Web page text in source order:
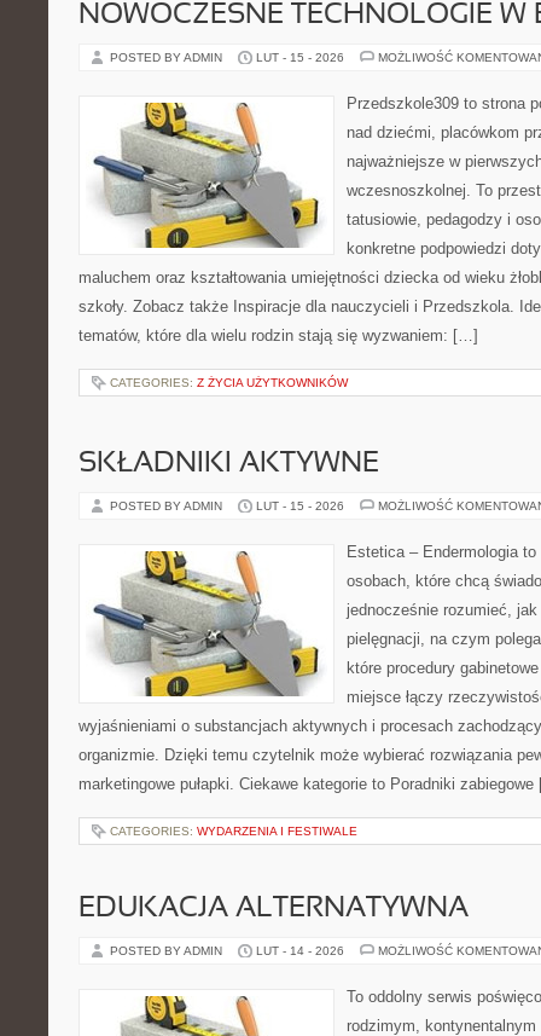
NOWOCZESNE TECHNOLOGIE W
POSTED BY ADMIN LUT - 15 - 2026 MOŻLIWOŚĆ
Przedszkole309 to strona
nad dziećmi, placówkom
najważniejsze w
wczesnoszkolnej. To
tatusiowie, pedagodzy i
konkretne podpowiedzi
maluchem oraz kształtowania umiejętności dziecka od wieku
szkoły. Zobacz także Inspiracje dla nauczycieli i Przedszkola.
tematów, które dla wielu rodzin stają się wyzwaniem: […]
CATEGORIES: Z ŻYCIA UŻYTKOWNIKÓW
SKŁADNIKI AKTYWNE
POSTED BY ADMIN LUT - 15 - 2026 MOŻLIWOŚĆ
Estetica – Endermologia
osobach, które chcą
jednocześnie rozumieć, jak
pielęgnacji, na czym
które procedury
miejsce łączy
wyjaśnieniami o substancjach aktywnych i procesach
organizmie. Dzięki temu czytelnik może wybierać rozwiązania
marketingowe pułapki. Ciekawe kategorie to Poradniki
CATEGORIES: WYDARZENIA I FESTIWALE
EDUKACJA ALTERNATYWNA
POSTED BY ADMIN LUT - 14 - 2026 MOŻLIWOŚĆ
To oddolny serwis
rodzimym,